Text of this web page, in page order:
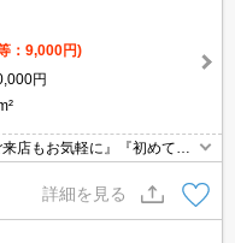
：9,000円)
円
店もお気軽に』『初めての
い』
詳細を見る